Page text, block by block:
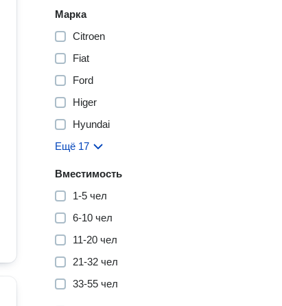
Марка
Citroen
Fiat
Ford
Higer
Hyundai
Ещё 17
Вместимость
1-5 чел
6-10 чел
11-20 чел
21-32 чел
33-55 чел